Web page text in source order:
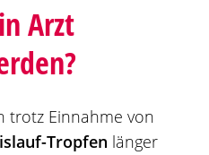
Arzt
trotz Einnahme von
Tropfen länger